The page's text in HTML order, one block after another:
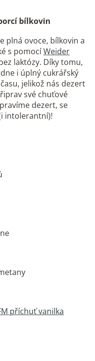
bílkovin
plná ovoce, bílkovin a
s pomocíWeider
laktózy. Díky tomu,
i úplný cukrářský
jelikož nás dezert
své chuťové
dezert, se
intolerantní)!
příchuť vanilka